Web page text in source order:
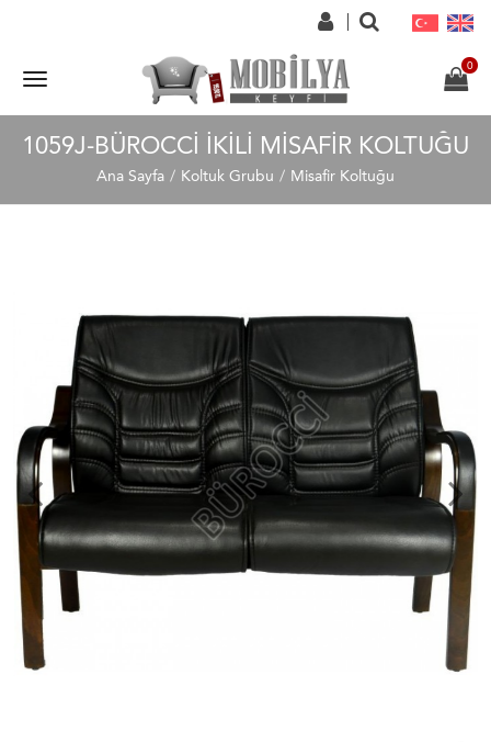
1059J-BÜROCCI İKILI MISAFIR KOLTUĞU
Ana Sayfa Koltuk Grubu Misafir Koltuğu